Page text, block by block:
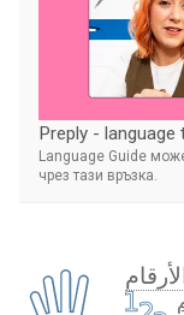
Preply - language
Language Guide
чрез тази връзка.